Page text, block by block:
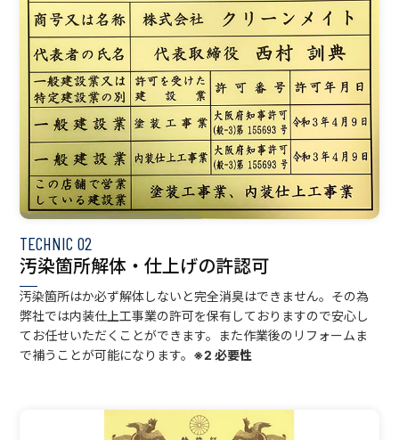
TECHNIC 02
汚染箇所解体・仕上げの許認可
汚染箇所はか必ず解体しないと完全消臭はできません。その為
弊社では内装仕上工事業の許可を保有しておりますので安心し
てお任せいただくことができます。また作業後のリフォームま
で補うことが可能になります。 ※2 必要性